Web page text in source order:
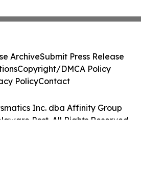
Inc. dba Affinity Group
Post. All Rights Reserved.
ArchiveSubmit Press Release
Copyright/DMCA Policy
PolicyContact